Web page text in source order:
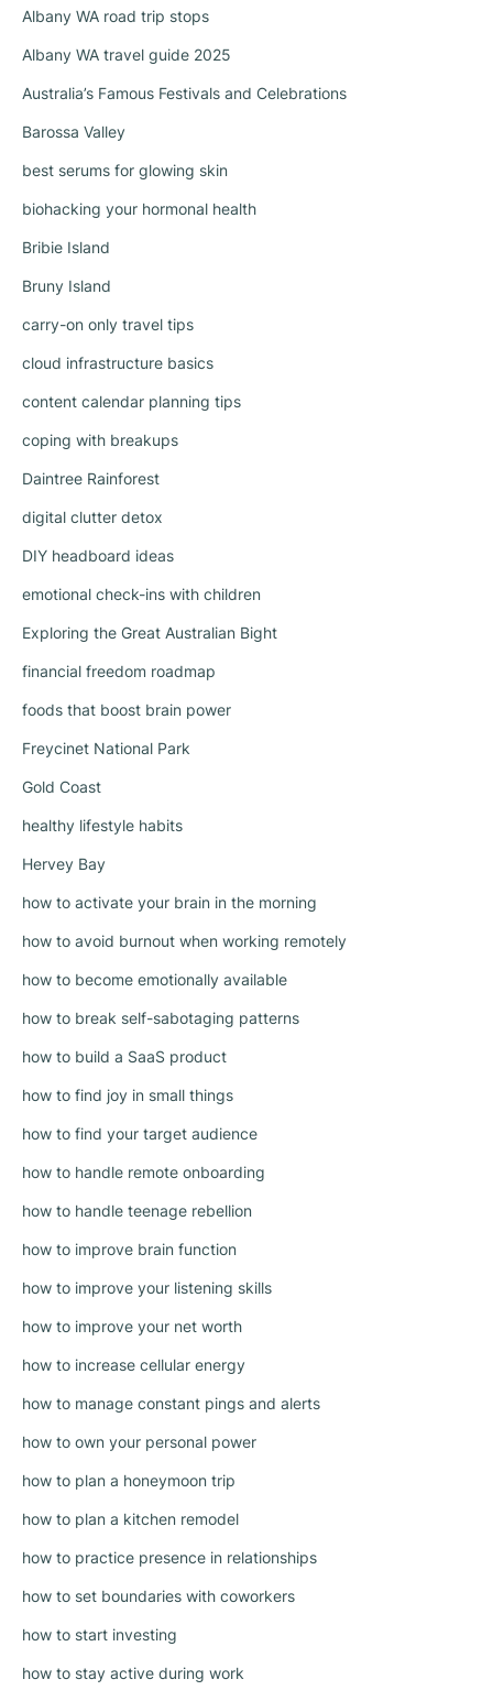
Albany WA road trip stops
Albany WA travel guide 2025
Australia’s Famous Festivals and Celebrations
Barossa Valley
best serums for glowing skin
biohacking your hormonal health
Bribie Island
Bruny Island
carry-on only travel tips
cloud infrastructure basics
content calendar planning tips
coping with breakups
Daintree Rainforest
digital clutter detox
DIY headboard ideas
emotional check-ins with children
Exploring the Great Australian Bight
financial freedom roadmap
foods that boost brain power
Freycinet National Park
Gold Coast
healthy lifestyle habits
Hervey Bay
how to activate your brain in the morning
how to avoid burnout when working remotely
how to become emotionally available
how to break self-sabotaging patterns
how to build a SaaS product
how to find joy in small things
how to find your target audience
how to handle remote onboarding
how to handle teenage rebellion
how to improve brain function
how to improve your listening skills
how to improve your net worth
how to increase cellular energy
how to manage constant pings and alerts
how to own your personal power
how to plan a honeymoon trip
how to plan a kitchen remodel
how to practice presence in relationships
how to set boundaries with coworkers
how to start investing
how to stay active during work